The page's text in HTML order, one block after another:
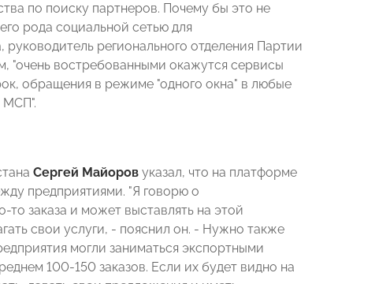
по поиску партнеров. Почему бы это не
рода социальной сетью для
регионального отделения Партии
"очень востребованными окажутся сервисы
обращения в режиме "одного окна" в любые
МСП".
Сергей Майоров указал, что на платформе
предприятиями. "Я говорю о
то заказа и может выставлять на этой
свои услуги, - пояснил он. - Нужно также
могли заниматься экспортными
100-150 заказов. Если их будет видно на